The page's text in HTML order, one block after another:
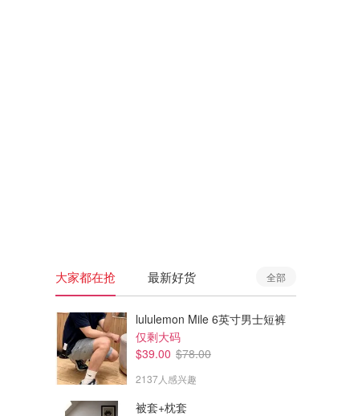
大家都在抢 最新好货 全部
lululemon Mile 6英寸男士短裤
仅剩大码
$39.00 $78.00
2137人感兴趣
被套+枕套